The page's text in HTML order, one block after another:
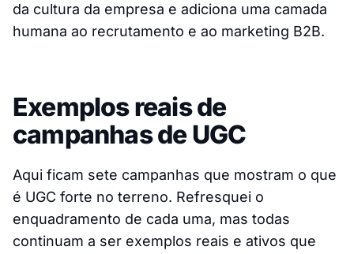
da cultura da empresa e adiciona uma camada
humana ao recrutamento e ao marketing B2B.
Exemplos reais de
campanhas de UGC
Aqui ficam sete campanhas que mostram o que
é UGC forte no terreno. Refresquei o
enquadramento de cada uma, mas todas
continuam a ser exemplos reais e ativos que